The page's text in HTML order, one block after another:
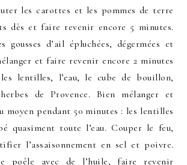
les carottes et les pommes de terre
dès et faire revenir encore 5 minutes.
gousses d’ail épluchées, dégermées et
et faire revenir encore 2 minutes
lentilles, l’eau, le cube de bouillon,
de Provence. Bien mélanger et
moyen pendant 50 minutes : les lentilles
quasiment toute l’eau. Couper le feu,
l’assaisonnement en sel et poivre.
poêle avec de l’huile, faire revenir